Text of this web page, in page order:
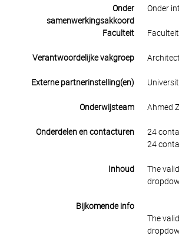
Onder
samenwerkingsakkoord
Onder
Faculteit
Verantwoordelijke vakgroep
Externe partnerinstelling(en)
Onderwijsteam Ahmed
Onderdelen en contacturen
24
24
Inhoud
The
Bijkomende info
The